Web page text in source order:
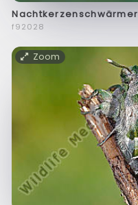
Nachtkerzenschwärmer
f92028
Zoom